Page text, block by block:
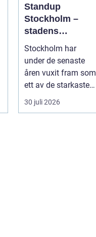
Standup
Stockholm –
stadens
vardagsrum för
skratt
Stockholm har
under de senaste
åren vuxit fram som
ett av de starkaste
fästena för s...
30 juli 2026